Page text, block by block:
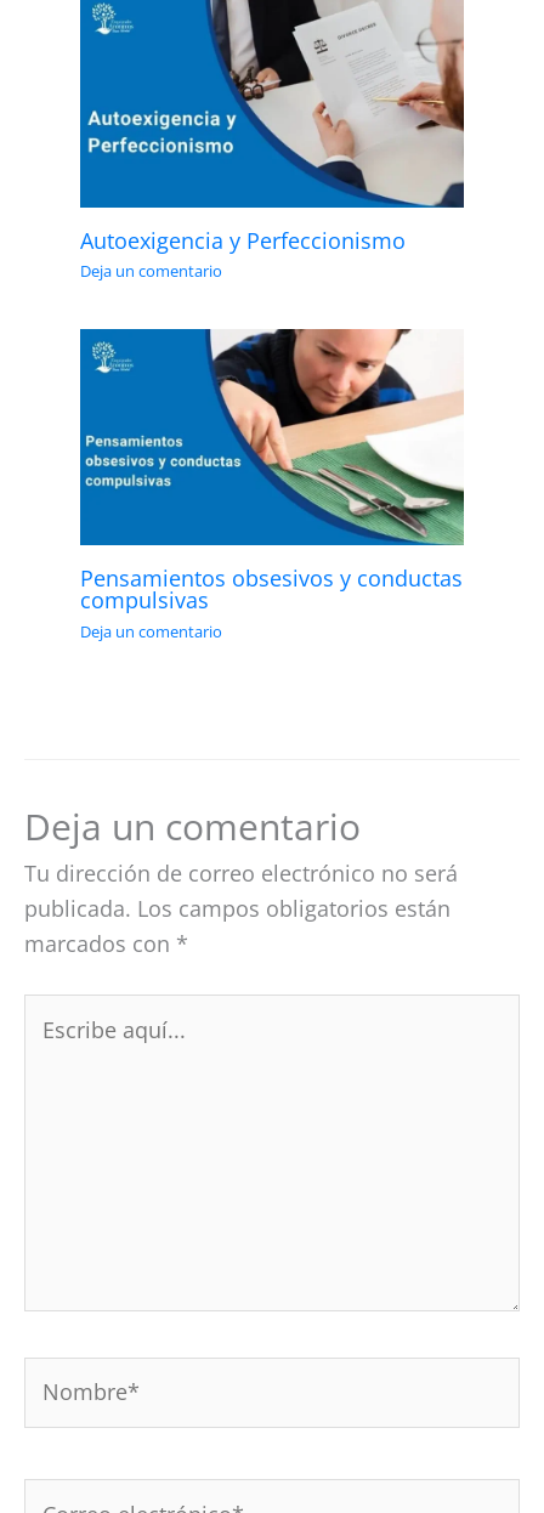
Autoexigencia y Perfeccionismo
Deja un comentario
Pensamientos obsesivos y conductas
compulsivas
Deja un comentario
Deja un comentario
Tu dirección de correo electrónico no será
publicada. Los campos obligatorios están
marcados con *
aquí...